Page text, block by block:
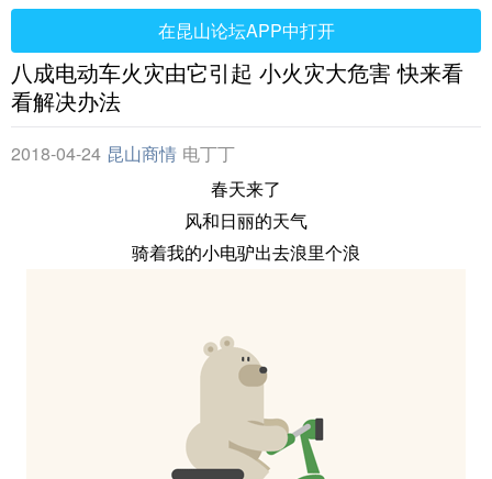
在昆山论坛APP中打开
八成电动车火灾由它引起 小火灾大危害 快来看
看解决办法
2018-04-24 昆山商情 电丁丁
春天来了
风和日丽的天气
骑着我的小电驴出去浪里个浪